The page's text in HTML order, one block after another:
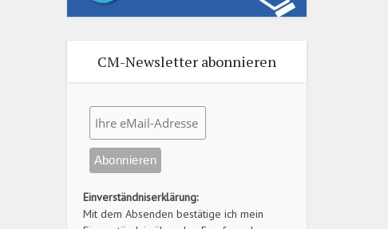
CM-Newsletter abonnieren
Einverständniserklärung:
Mit dem Absenden bestätige ich mein